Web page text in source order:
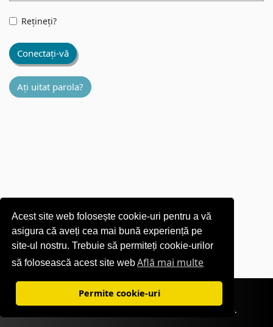
Acest site web folosește cookie-uri pentru a vă
asigura că aveți cea mai bună experiență pe
site-ul nostru. Trebuie să permiteți cookie-urilor
să folosească acest site webAflă mai multe
Permite cookie-uri
Rețineți?
Conectați-vă
Ați uitat parola?
Conditii de utilizare|Politica de confidențialitate
©1995-2026 OKI Europe Ltd. Toate drepturile rezervate.